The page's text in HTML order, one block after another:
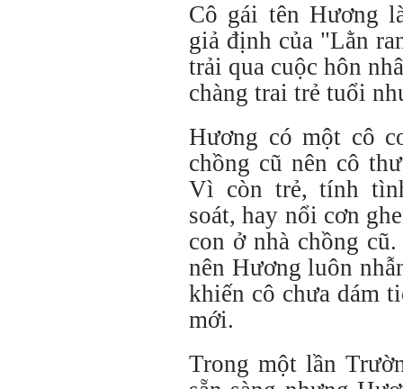
Cô gái tên Hương
giả định của "Lằn
trải qua cuộc hôn
chàng trai trẻ tuổi
Hương có một cô
chồng cũ nên cô
Vì còn trẻ, tính
soát, hay nổi cơn
con ở nhà chồng
nên Hương luôn
khiến cô chưa dám
mới.
Trong một lần